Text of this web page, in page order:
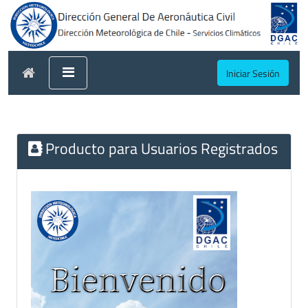
Iniciar Sesión
Producto para Usuarios Registrados